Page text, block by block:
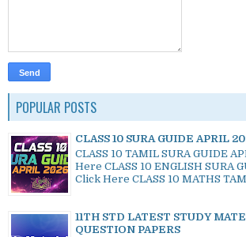
POPULAR POSTS
CLASS 10 SURA GUIDE APRIL
CLASS 10 TAMIL SURA GUIDE
Here CLASS 10 ENGLISH SURA
Click Here CLASS 10 MATHS
11TH STD LATEST STUDY
QUESTION PAPERS